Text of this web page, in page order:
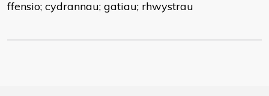
ffensio; cydrannau; gatiau; rhwystrau